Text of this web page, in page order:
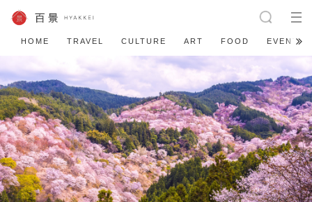
HOME TRAVEL CULTURE ART FOOD EVENT